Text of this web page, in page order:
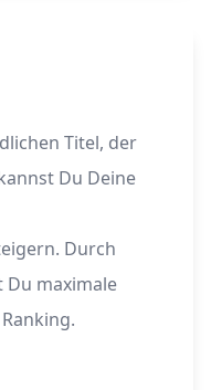
Titel, der
Du Deine
Durch
Du maximale